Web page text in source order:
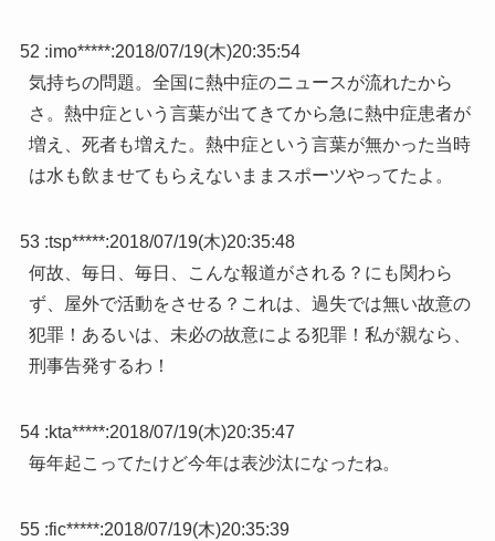
52 :imo*****:2018/07/19(木)20:35:54
気持ちの問題。全国に熱中症のニュースが流れたから
さ。熱中症という言葉が出てきてから急に熱中症患者が
増え、死者も増えた。熱中症という言葉が無かった当時
は水も飲ませてもらえないままスポーツやってたよ。
53 :tsp*****:2018/07/19(木)20:35:48
何故、毎日、毎日、こんな報道がされる？にも関わら
ず、屋外で活動をさせる？これは、過失では無い故意の
犯罪！あるいは、未必の故意による犯罪！私が親なら、
刑事告発するわ！
54 :kta*****:2018/07/19(木)20:35:47
毎年起こってたけど今年は表沙汰になったね。
55 :fic*****:2018/07/19(木)20:35:39